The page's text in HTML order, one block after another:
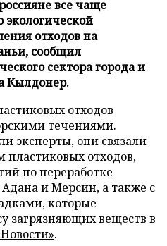
все чаще
экологической
отходов на
сообщил
сектора города и
Кылдонер.
отходов
течениями.
эксперты, они связали
пластиковых отходов,
по переработке
и Мерсин, а также с
которые
загрязняющих веществ в
.